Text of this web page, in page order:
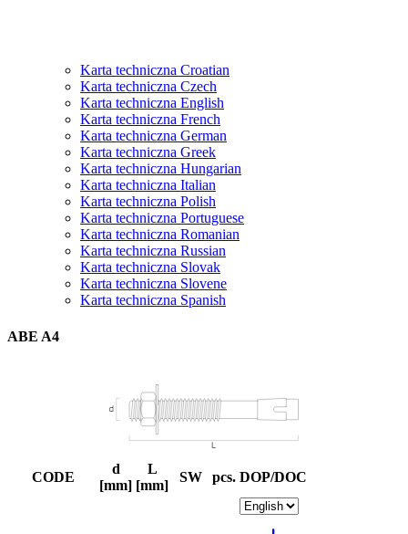
Karta techniczna Croatian
Karta techniczna Czech
Karta techniczna English
Karta techniczna French
Karta techniczna German
Karta techniczna Greek
Karta techniczna Hungarian
Karta techniczna Italian
Karta techniczna Polish
Karta techniczna Portuguese
Karta techniczna Romanian
Karta techniczna Russian
Karta techniczna Slovak
Karta techniczna Slovene
Karta techniczna Spanish
ABE A4
CODE
d
[mm]
L
[mm]
SW pcs. DOP/DOC